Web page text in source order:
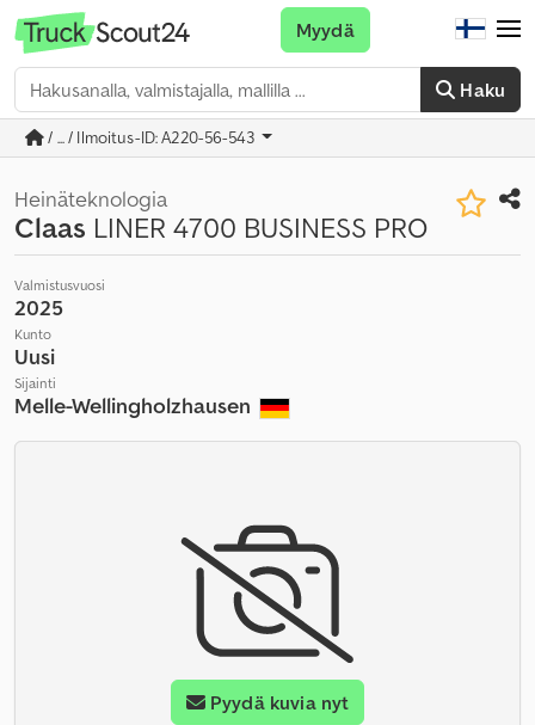
Haku
Myydä
/ ... / Ilmoitus-ID: A220-56-543
Heinäteknologia
Claas LINER 4700 BUSINESS PRO
Valmistusvuosi
2025
Kunto
Uusi
Sijainti
Melle-Wellingholzhausen
Pyydä kuvia nyt